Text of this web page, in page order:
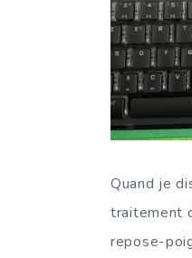
Quand je
traitement
repose-